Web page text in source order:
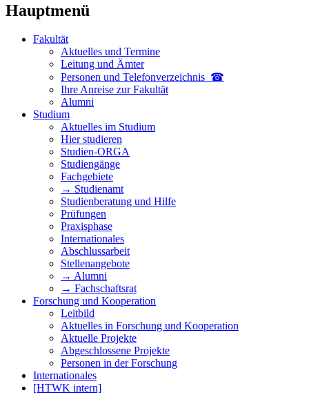
Hauptmenü
Fakultät
Aktuelles und Termine
Leitung und Ämter
Personen und Telefon­verzeichnis ☎
Ihre Anreise zur Fakultät
Alumni
Studium
Aktuelles im Studium
Hier studieren
Studien-ORGA
Studiengänge
Fachgebiete
→ Studienamt
Studienberatung und Hilfe
Prüfungen
Praxisphase
Internationales
Abschlussarbeit
Stellenangebote
→ Alumni
→ Fachschaftsrat
Forschung und Kooperation
Leitbild
Aktuelles in Forschung und Kooperation
Aktuelle Projekte
Abgeschlossene Projekte
Personen in der Forschung
Internationales
[HTWK intern]